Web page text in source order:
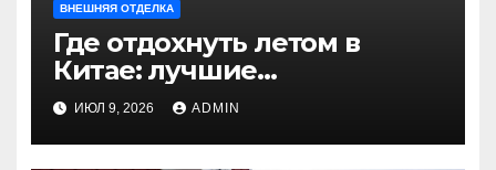
ВНЕШНЯЯ ОТДЕЛКА
Где отдохнуть летом в
Китае: лучшие
направления для
незабываемого
путешествия
ИЮЛ 9, 2026 ADMIN